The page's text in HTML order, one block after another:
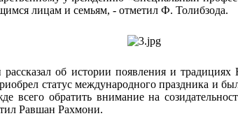
лицам и семьям, - отметил Ф. Толибзода.
об истории появления и
статус международного праздника и
всего обратить внимание на
Равшан Рахмони.